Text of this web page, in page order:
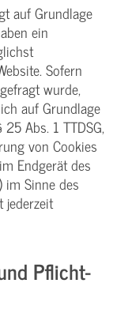
auf Grundlage
ein
Sofern
wurde,
auf Grundlage
Abs. 1 TTDSG,
von Cookies
Endgerät des
im Sinne des
jederzeit
Pflicht­